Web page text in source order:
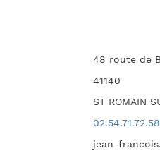
48 route de
41140
ST ROMAIN
02.54.71.72.58
jean-